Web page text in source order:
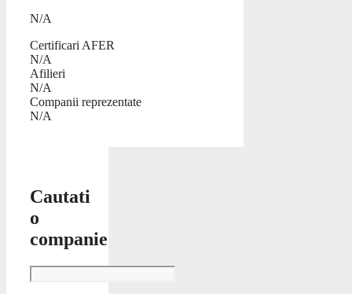
N/A
Certificari AFER
N/A
Afilieri
N/A
Companii reprezentate
N/A
Cautati
o
companie